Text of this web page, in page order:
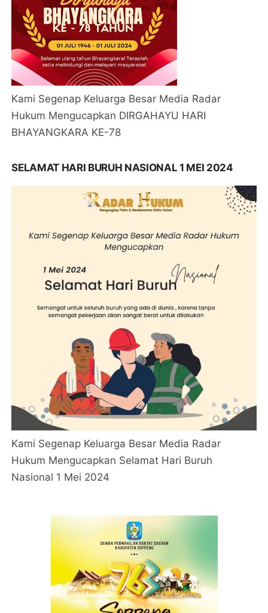
Kami Segenap Keluarga Besar Media Radar
Hukum Mengucapkan DIRGAHAYU HARI
BHAYANGKARA KE-78
SELAMAT HARI BURUH NASIONAL 1 MEI 2024
Kami Segenap Keluarga Besar Media Radar
Hukum Mengucapkan Selamat Hari Buruh
Nasional 1 Mei 2024